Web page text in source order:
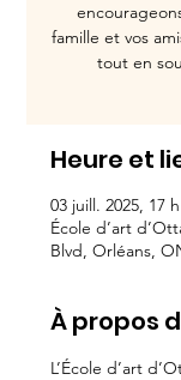
famille et vos
tout en
Heure et
03 juill. 2025, 17
École d’art
Blvd, Orléans,
À propos
L’École d’art